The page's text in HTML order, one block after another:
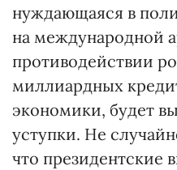
нуждающаяся в
на международной
противодействии
миллиардных
экономики, будет
уступки. Не
что президентские